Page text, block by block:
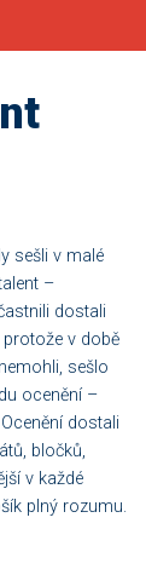
sešli v malé
–
dostali
v době
sešlo
ocenění –
dostali
bločků,
v každé
plný rozumu.